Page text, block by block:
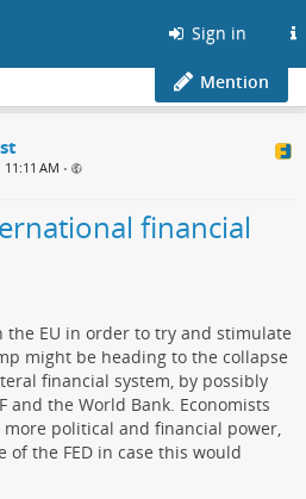
Sign in
Mention
AM •
financial
EU in order to try and stimulate
might be heading to the collapse
financial system, by possibly
and the World Bank. Economists
more political and financial power,
of the FED in case this would